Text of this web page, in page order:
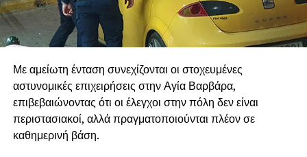
Με αμείωτη ένταση συνεχίζονται οι στοχευμένες
αστυνομικές επιχειρήσεις στην Αγία Βαρβάρα,
επιβεβαιώνοντας ότι οι έλεγχοι στην πόλη δεν είναι
περιστασιακοί, αλλά πραγματοποιούνται πλέον σε
καθημερινή βάση.